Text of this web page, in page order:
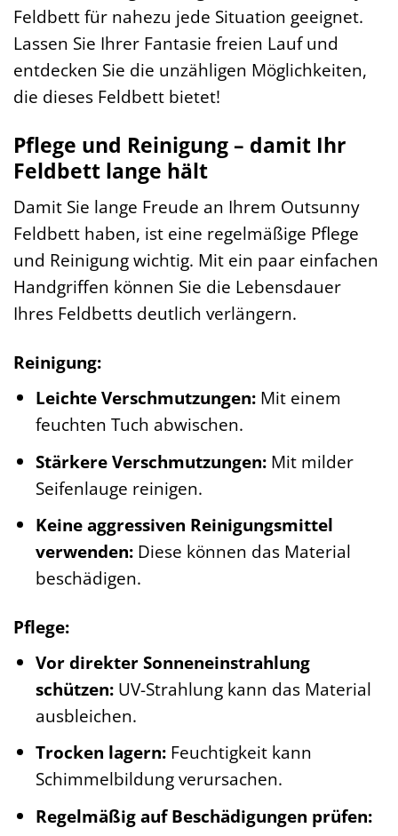
Feldbett für nahezu jede Situation geeignet.
Lassen Sie Ihrer Fantasie freien Lauf und
entdecken Sie die unzähligen Möglichkeiten,
die dieses Feldbett bietet!
Pflege und Reinigung – damit Ihr
Feldbett lange hält
Damit Sie lange Freude an Ihrem Outsunny
Feldbett haben, ist eine regelmäßige Pflege
und Reinigung wichtig. Mit ein paar einfachen
Handgriffen können Sie die Lebensdauer
Ihres Feldbetts deutlich verlängern.
Reinigung:
Leichte Verschmutzungen:Mit einem
feuchten Tuch abwischen.
Stärkere Verschmutzungen:Mit milder
Seifenlauge reinigen.
Keine aggressiven Reinigungsmittel
verwenden:Diese können das Material
beschädigen.
Pflege:
Vor direkter Sonneneinstrahlung
schützen:UV-Strahlung kann das Material
ausbleichen.
Trocken lagern:Feuchtigkeit kann
Schimmelbildung verursachen.
Regelmäßig auf Beschädigungen prüfen: